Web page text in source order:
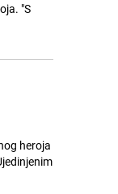
"S
heroja